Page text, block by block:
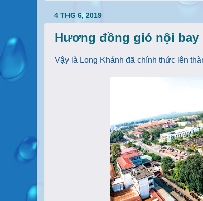
4 THG 6, 2019
Hương đồng gió nội bay
Vậy là Long Khánh đã chính thức lên